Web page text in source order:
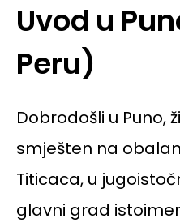
Uvod u
Peru)
Dobrodošli u Puno,
smješten na
Titicaca, u
glavni grad